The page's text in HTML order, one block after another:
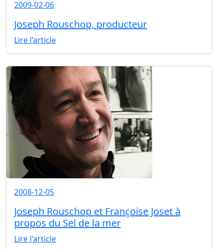
2009-02-06
Joseph Rouschop, producteur
Lire l'article
2008-12-05
Joseph Rouschop et Françoise Joset à
propos du Sel de la mer
Lire l'article